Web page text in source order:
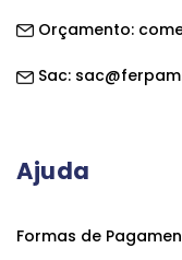
Orçamento:
Sac:
Ajuda
Formas de